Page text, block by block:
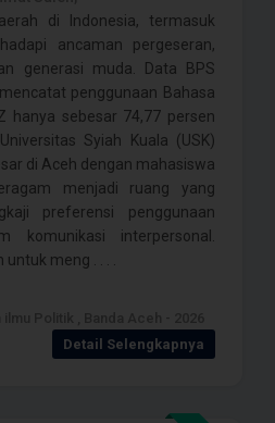
di Indonesia, termasuk
ancaman pergeseran,
generasi muda. Data BPS
penggunaan Bahasa
hanya sebesar 74,77 persen
Syiah Kuala (USK)
di Aceh dengan mahasiswa
menjadi ruang yang
preferensi penggunaan
komunikasi interpersonal.
meng . . . .
Detail Selengkapnya